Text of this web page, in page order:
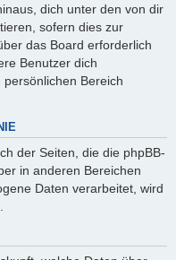
dich unter den von dir
sofern dies zur
das Board erforderlich
Benutzer dich
Bereich
der Seiten, die die phpBB-
in anderen Bereichen
Daten verarbeitet, wird